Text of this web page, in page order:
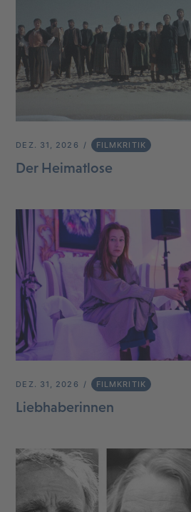
DEZ. 31, 2026 FILMKRITIK
Der Heimatlose
DEZ. 31, 2026 FILMKRITIK
Liebhaberinnen